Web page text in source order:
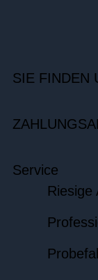
SIE FINDEN
Service
Riesige